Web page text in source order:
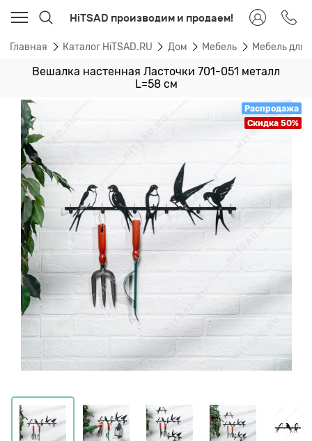
HiTSAD производим и продаем!
Главная Каталог HiTSAD.RU Дом Мебель Мебель для
Вешалка настенная Ласточки 701-051 металл
L=58 см
Распродажа
Скидка 50%